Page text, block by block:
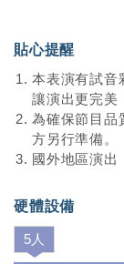
B:20分鐘+20分鐘
分成兩段表演，
曲。
貼心提醒
本表演有試音
讓演出更完美
為確保節目品
方另行準備。
國外地區演出
硬體設備
5人